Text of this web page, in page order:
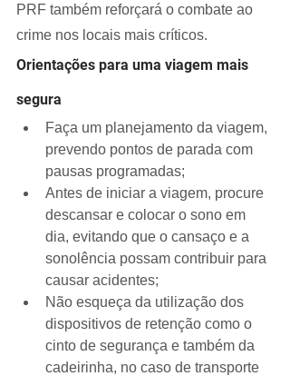
PRF também reforçará o combate ao
crime nos locais mais críticos.
Orientações para uma viagem mais
segura
Faça um planejamento da viagem,
prevendo pontos de parada com
pausas programadas;
Antes de iniciar a viagem, procure
descansar e colocar o sono em
dia, evitando que o cansaço e a
sonolência possam contribuir para
causar acidentes;
Não esqueça da utilização dos
dispositivos de retenção como o
cinto de segurança e também da
cadeirinha, no caso de transporte